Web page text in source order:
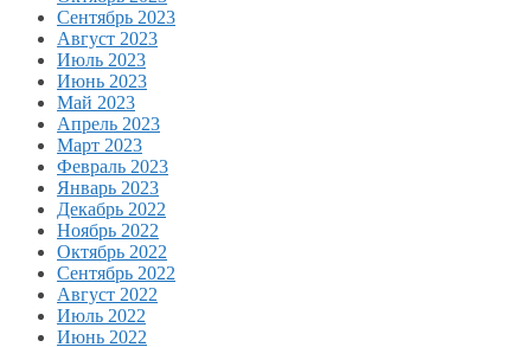
Сентябрь 2023
Август 2023
Июль 2023
Июнь 2023
Май 2023
Апрель 2023
Март 2023
Февраль 2023
Январь 2023
Декабрь 2022
Ноябрь 2022
Октябрь 2022
Сентябрь 2022
Август 2022
Июль 2022
Июнь 2022